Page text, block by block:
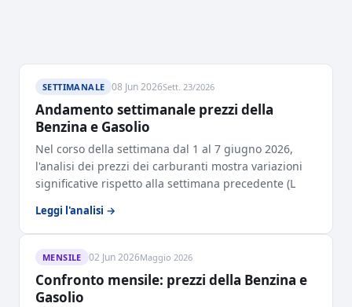
SETTIMANALE 08 Jun 2026Sett. 23/2026
Andamento settimanale prezzi della
Benzina e Gasolio
Nel corso della settimana dal 1 al 7 giugno 2026,
l'analisi dei prezzi dei carburanti mostra variazioni
significative rispetto alla settimana precedente (L
Leggi l'analisi →
MENSILE 02 Jun 2026Maggio 2026
Confronto mensile: prezzi della Benzina e
Gasolio